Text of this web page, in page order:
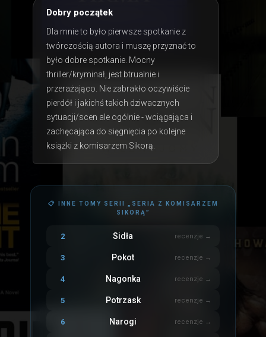
Dobry początek
Dla mnie to było pierwsze spotkanie z
twórczością autora i muszę przyznać to
było dobre spotkanie. Mocny
thriller/kryminał, jest btrualnie i
przerażająco. Nie zabrakło oczywiście
pierdół i jakichś takich dziwacznych
sytuacji/scen ale ogólnie - wciągająca i
zachęcająca do sięgnięcia po kolejne
książki z komisarzem Sikorą.
📋 INNE TOMY SERII „SERIA Z KOMISARZEM
SIKORĄ”
2 Sidła recenzje →
3 Pokot recenzje →
4 Nagonka recenzje →
5 Potrzask recenzje →
6 Narogi recenzje →